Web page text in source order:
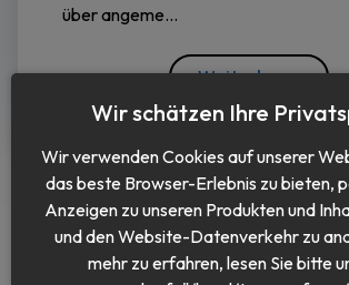
über angeme...
Weiterlesen
Wir schätzen Ihre
Wir verwenden Cookies auf unserer
das beste Browser-Erlebnis zu bieten,
Anzeigen zu unseren Produkten und
und den Website-Datenverkehr zu
mehr zu erfahren, lesen Sie bitte